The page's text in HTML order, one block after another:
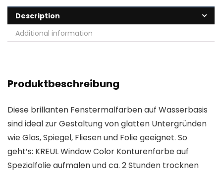
Description
Additional information
Produktbeschreibung
Diese brillanten Fenstermalfarben auf Wasserbasis
sind ideal zur Gestaltung von glatten Untergründen
wie Glas, Spiegel, Fliesen und Folie geeignet. So
geht’s: KREUL Window Color Konturenfarbe auf
Spezialfolie aufmalen und ca. 2 Stunden trocknen